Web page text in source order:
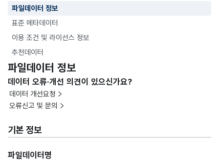
파일데이터 정보
표준 메타데이터
이용 조건 및 라이선스 정보
추천데이터
파일데이터 정보
데이터 오류·개선 의견이 있으신가요?
데이터 개선요청
오류신고 및 문의
기본 정보
파일데이터명